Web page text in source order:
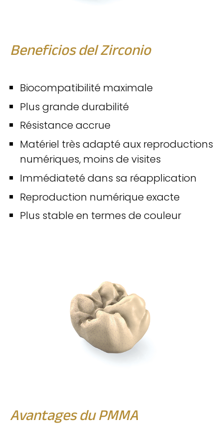
Beneficios del Zirconio
Biocompatibilité maximale
Plus grande durabilité
Résistance accrue
Matériel très adapté aux reproductions
numériques, moins de visites
Immédiateté dans sa réapplication
Reproduction numérique exacte
Plus stable en termes de couleur
Avantages du PMMA